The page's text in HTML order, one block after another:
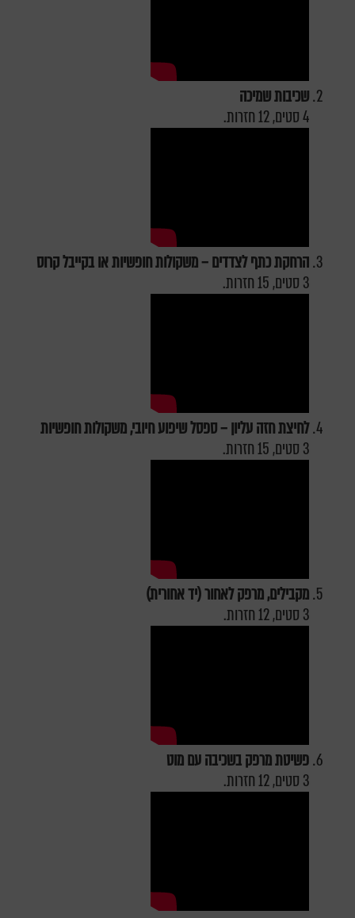
שכיבות שמיכה
4 סטים, 12 חזרות.
הרחקת כתף לצדדים – משקולות חופשיות או בקייבל קרוס
3 סטים, 15 חזרות.
לחיצת חזה עליון – ספסל שיפוע חיובי, משקולות חופשיות
3 סטים, 15 חזרות.
מקבילים, מרפק לאחור (יד אחורית)
3 סטים, 12 חזרות.
פשיטת מרפק בשכיבה עם מוט
3 סטים, 12 חזרות.